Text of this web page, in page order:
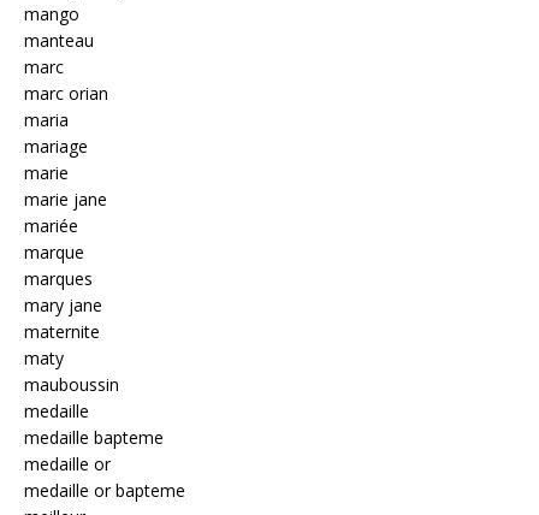
mango
manteau
marc
marc orian
maria
mariage
marie
marie jane
mariée
marque
marques
mary jane
maternite
maty
mauboussin
medaille
medaille bapteme
medaille or
medaille or bapteme